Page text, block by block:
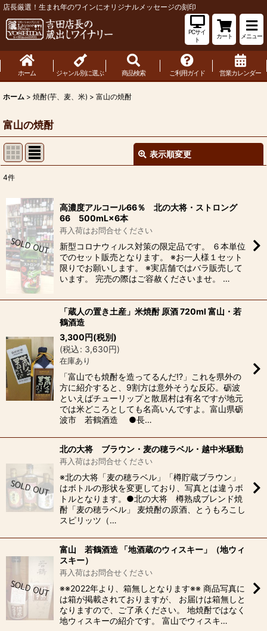
店長厳選！生まれ年のワインにオリジナルメッセージの刻印
PCサイ
ト
カート メニュー
ホーム ジャンル別に選ぶ 商品検索 ご利用ガイド 営業カレンダー
ホーム > 焼酎(芋、麦、米) > 富山の焼酎
富山の焼酎
表示順変更
並び順
絞り込む
4件
高濃度アルコール66％ 北の大将・ストロング
66 500mL×6本
再入荷はお問合せください
新型コロナウィルス対策の限定品です。 ６本単位
でのセット販売となります。 ※お一人様１セット
限りでお願いします。 ※実店舗ではバラ販売して
います。 完売の際はご容赦くださいませ。 …
「蔵人の置き土産」米焼酎 原酒 720ml 富山・若
鶴酒造
3,300円(税別)
(税込: 3,630円)
在庫あり
「富山でも焼酎を造ってるんだ!?」これを県外の
方に紹介すると、9割方は意外そうな反応。砺波
といえばチューリップと散居村は有名ですが地元
では米どころとしても名高いんですよ。富山県砺
波市 若鶴酒造 ●長…
北の大将 ブラウン・麦の穂ラベル・越中米騒動
再入荷はお問合せください
※北の大将「麦の穂ラベル」「樽貯蔵ブラウン」
はボトルの形状を変更しており、写真とは違うボ
トルとなります。●北の大将 樽熟成ブレンド焼
酎「麦の穂ラベル」 麦焼酎の原酒、とうもろこし
スピリッツ（…
富山 若鶴酒造 「地酒蔵のウィスキー」（地ウィ
スキー）
再入荷はお問合せください
※※2022年より、箱無しとなります※※ 商品写真に
は箱が掲載されておりますが、 お届けは箱無しと
なりますので、ご了承ください。 地焼酎ではなく
地ウィスキーの紹介です。 富山でウィスキ…